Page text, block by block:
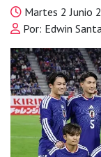
Martes 2 Junio
Por: Edwin